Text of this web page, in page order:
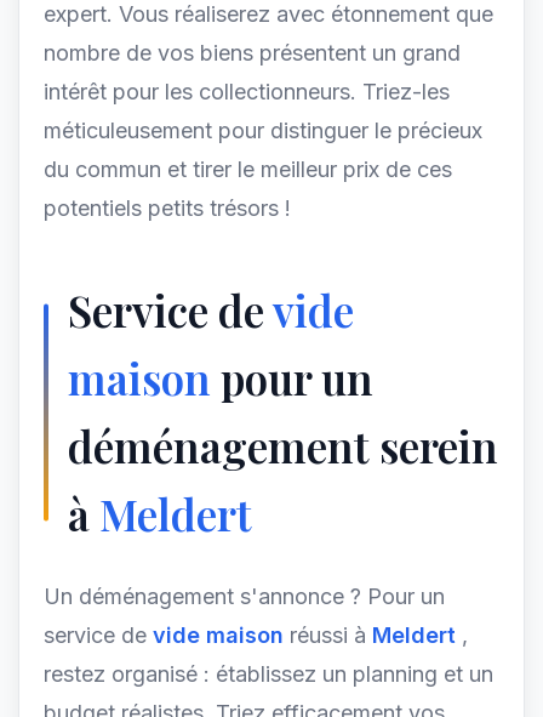
expert. Vous réaliserez avec étonnement que
nombre de vos biens présentent un grand
intérêt pour les collectionneurs. Triez-les
méticuleusement pour distinguer le précieux
du commun et tirer le meilleur prix de ces
potentiels petits trésors !
Service devide
maison pour un
déménagement serein
àMeldert
Un déménagement s'annonce ? Pour un
service de vide maison réussi à Meldert ,
restez organisé : établissez un planning et un